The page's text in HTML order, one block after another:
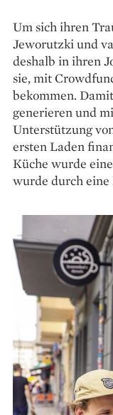
Um sich ihren
Jeworutzki und
deshalb in ihren
sie, mit
bekommen.
generieren und
Unterstützung
ersten Laden
Küche wurde
wurde durch